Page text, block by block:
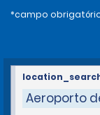
*campo
Aeroporto